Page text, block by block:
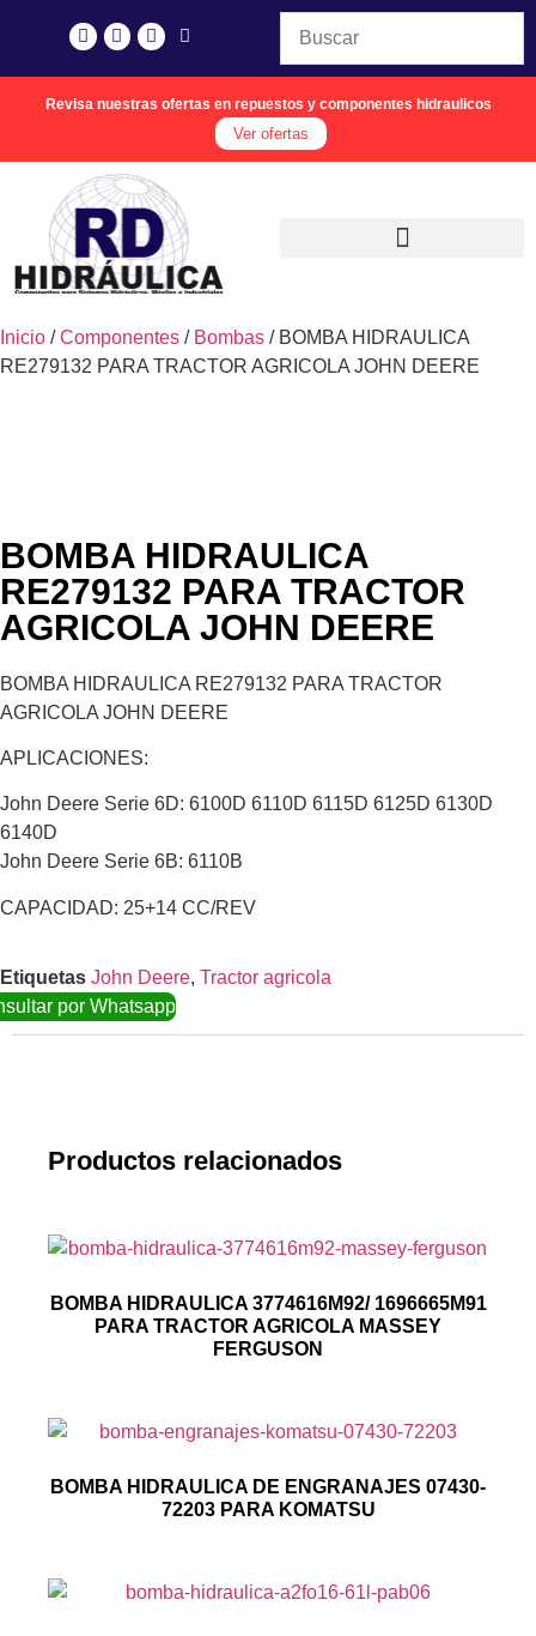
Revisa nuestras ofertas en repuestos y componentes hidraulicos
Ver ofertas
Inicio /Componentes / Bombas / BOMBA HIDRAULICA
RE279132 PARA TRACTOR AGRICOLA JOHN DEERE
BOMBA HIDRAULICA
RE279132 PARA TRACTOR
AGRICOLA JOHN DEERE
BOMBA HIDRAULICA RE279132 PARA TRACTOR
AGRICOLA JOHN DEERE
APLICACIONES:
John Deere Serie 6D: 6100D 6110D 6115D 6125D 6130D
6140D
John Deere Serie 6B: 6110B
CAPACIDAD: 25+14 CC/REV
Etiquetas John Deere, Tractor agricola
por Whatsapp
Productos relacionados
BOMBA HIDRAULICA 3774616M92/ 1696665M91
PARA TRACTOR AGRICOLA MASSEY
FERGUSON
BOMBA HIDRAULICA DE ENGRANAJES 07430-
72203 PARA KOMATSU